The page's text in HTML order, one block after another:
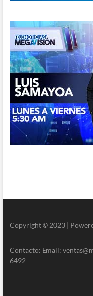
Copyright © 2023 |
Contacto: Email:
6492